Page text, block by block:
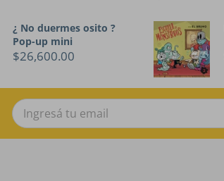
¿ No duermes osito ?
Pop-up mini
$26,600.00